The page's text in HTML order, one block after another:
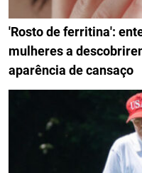
'Rosto de ferritina':
mulheres a
aparência de cansaço